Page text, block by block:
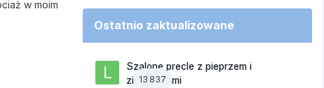
w moim
Ostatnio zaktualizowane
13 837
Szalone precle z pieprzem i
ziemniakami